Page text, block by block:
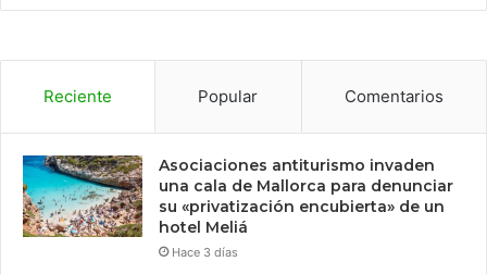
Reciente Popular Comentarios
Asociaciones antiturismo invaden
una cala de Mallorca para denunciar
su «privatización encubierta» de un
hotel Meliá
Hace 3 días